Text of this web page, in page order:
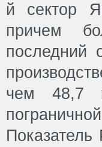
й сектор
причем
последний
чем 48,7